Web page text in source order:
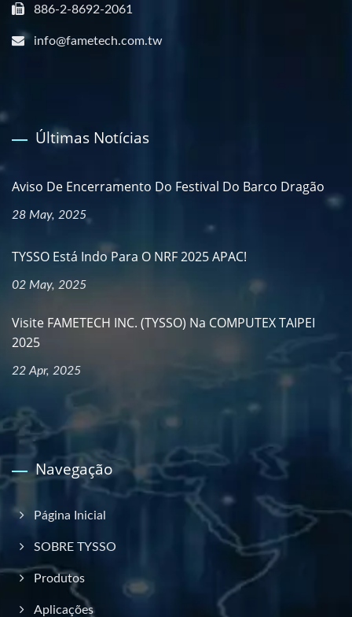
886-2-8692-2061
info@fametech.com.tw
Últimas Notícias
Aviso De Encerramento Do Festival Do Barco Dragão
28 May, 2025
TYSSO Está Indo Para O NRF 2025 APAC!
02 May, 2025
Visite FAMETECH INC. (TYSSO) Na COMPUTEX TAIPEI
2025
22 Apr, 2025
Navegação
Página Inicial
SOBRE TYSSO
Produtos
Aplicações